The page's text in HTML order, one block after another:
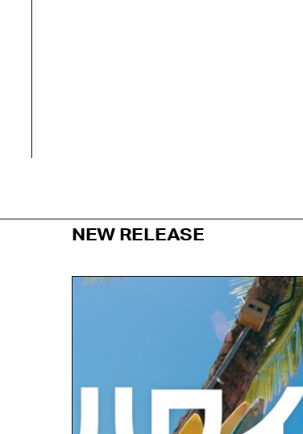
NEW RELEASE